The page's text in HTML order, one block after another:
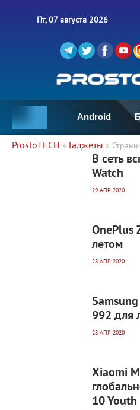
Пт, 07 августа 2026
Android
ProstoTECH » Гаджеты »
2 678 0
В сеть
Watch
29 АПР 2020
OnePlus
летом
28 АПР 2020
992 для
28 АПР 2020
Xiaomi
10 Youth